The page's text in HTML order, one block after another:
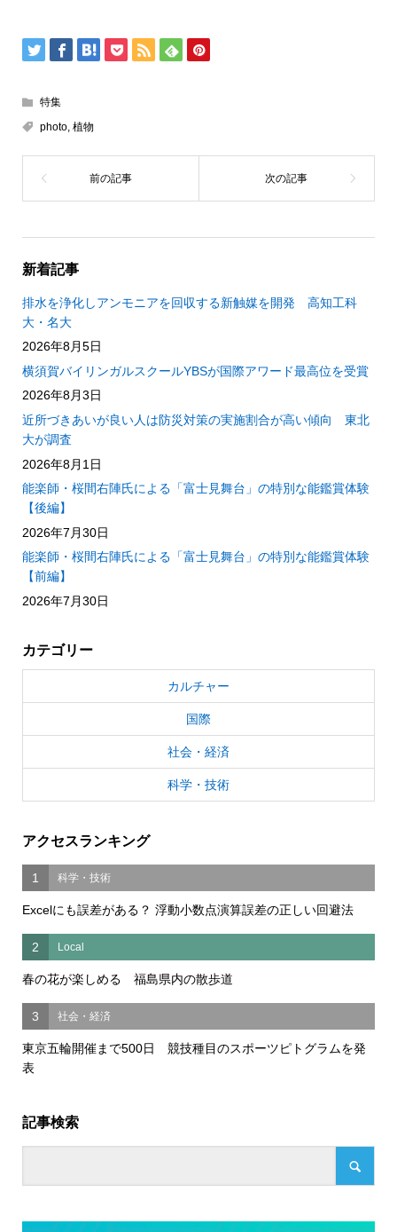
特集
photo, 植物
新着記事
排水を浄化しアンモニアを回収する新触媒を開発 高知工科
大・名大
2026年8月5日
横須賀バイリンガルスクールYBSが国際アワード最高位を受賞
2026年8月3日
近所づきあいが良い人は防災対策の実施割合が高い傾向 東北
大が調査
2026年8月1日
能楽師・桜間右陣氏による「富士見舞台」の特別な能鑑賞体験
【後編】
2026年7月30日
能楽師・桜間右陣氏による「富士見舞台」の特別な能鑑賞体験
【前編】
2026年7月30日
カテゴリー
カルチャー
国際
社会・経済
科学・技術
アクセスランキング
1 科学・技術
Excelにも誤差がある？ 浮動小数点演算誤差の正しい回避法
2 Local
春の花が楽しめる 福島県内の散歩道
3 社会・経済
東京五輪開催まで500日 競技種目のスポーツピトグラムを発
表
記事検索